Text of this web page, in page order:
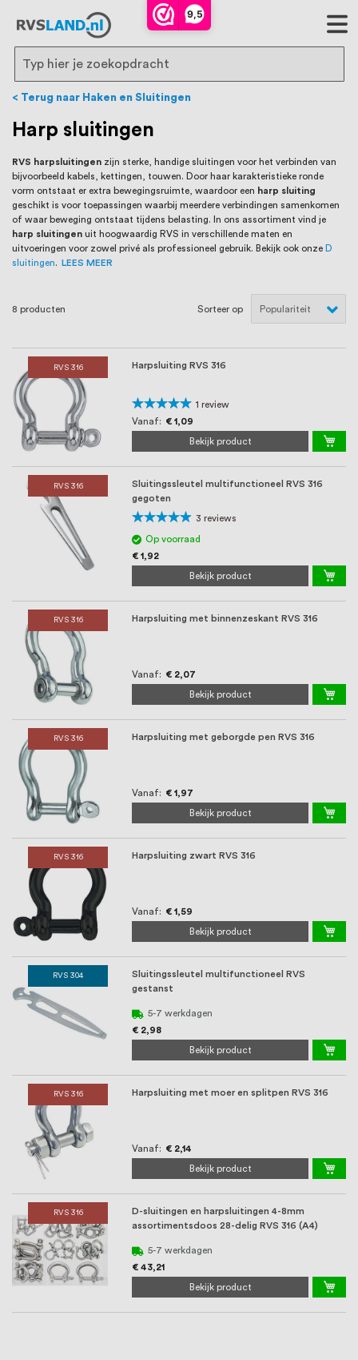
9,5
RVS Land is een écht familiebedrijf met
bijna 20 jaar ervaring in RVS producten
voor binnen- en buitenhuis, waaronder
trapleuningen, deurbeslag,
ventilatieroosters en bouwbeslag. In onze
webshop vind je het grootste assortiment
van Nederland en België, met meer dan
100.000 hoogwaardige RVS artikelen
direct uit voorraad leverbaar. Wij hebben
tevens een eigen werkplaats waar we
RVS op maat produceren, geheel volgens
oprichting staat persoonlijke service bij
ons voorop, want we geloven dat een
goede relatie met onze klanten het
verschil maakt.
Search
Terug naar Haken en Sluitingen
Harp sluitingen
RVS harpsluitingen zijn sterke, handige sluitingen voor het verbinden van
bijvoorbeeld kabels, kettingen, touwen. Door haar karakteristieke ronde
vorm ontstaat er extra bewegingsruimte, waardoor een harp sluiting
geschikt is voor toepassingen waarbij meerdere verbindingen samenkomen
of waar beweging ontstaat tijdens belasting. In ons assortiment vind je
harp sluitingen uit hoogwaardig RVS in verschillende maten en
uitvoeringen voor zowel privé als professioneel gebruik. Bekijk ook onze D
sluitingen. LEES MEER
8 producten Sorteer op
RVS 316 Harpsluiting RVS 316
Waardering:
100%
1 review
Vanaf
€ 1,09
Bekijk product
RVS 316
Sluitingssleutel multifunctioneel RVS 316
gegoten
Waardering:
93%
3 reviews
Op voorraad
€ 1,92
Bekijk product
RVS 316 Harpsluiting met binnenzeskant RVS 316
Vanaf € 2,07
Bekijk product
RVS 316 Harpsluiting met geborgde pen RVS 316
Vanaf € 1,97
Bekijk product
RVS 316 Harpsluiting zwart RVS 316
Vanaf € 1,59
Bekijk product
RVS 304
Sluitingssleutel multifunctioneel RVS
gestanst
5-7 werkdagen
€ 2,98
Bekijk product
RVS 316 Harpsluiting met moer en splitpen RVS 316
Vanaf € 2,14
Bekijk product
RVS 316
D-sluitingen en harpsluitingen 4-8mm
assortimentsdoos 28-delig RVS 316 (A4)
5-7 werkdagen
€ 43,21
Bekijk product